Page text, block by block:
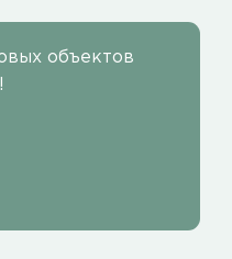
объектов